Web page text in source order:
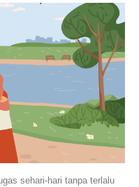
sehari-hari tanpa terlalu